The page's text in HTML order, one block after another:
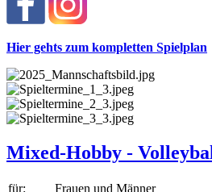
Hier gehts zum kompletten Spielplan
Mixed-Hobby -
für: Frauen und Männer